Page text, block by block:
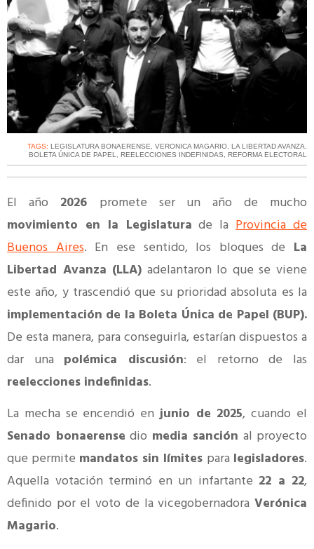
TAGS: LEGISLATURA BONAERENSE, VERONICA MAGARIO, LA LIBERTAD AVANZA,
BOLETA ÚNICA DE PAPEL, REELECCIONES INDEFINIDAS, REFORMA ELECTORAL
El año 2026 promete ser un año de mucho
movimiento en la Legislatura de laProvincia de
Buenos Aires. En ese sentido, los bloques de La
Libertad Avanza (LLA) adelantaron lo que se viene
este año, y trascendió que su prioridad absoluta es la
implementación de la Boleta Única de Papel (BUP).
De esta manera, para conseguirla, estarían dispuestos a
dar una polémica discusión: el retorno de las
reelecciones indefinidas.
La mecha se encendió enjunio de 2025, cuando el
Senado bonaerense dio media sanción al proyecto
que permite mandatos sin límites para legisladores.
Aquella votación terminó en un infartante 22 a 22,
definido por el voto de la vicegobernadora Verónica
Magario.